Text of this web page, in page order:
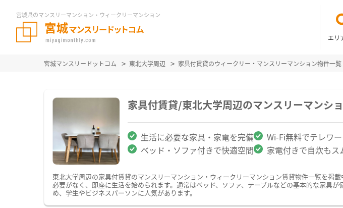
宮城県のマンスリーマンション・ウィークリーマンション
エリ
宮城マンスリードットコム 東北大学周辺 家具付賃貸のウィークリー・マンスリーマンション物件一覧
家具付賃貸/東北大学周辺のマンスリーマンシ
生活に必要な家具・家電を完備 Wi-Fi無料でテレワ
ベッド・ソファ付きで快適空間
家電付きで自炊もス
東北大学周辺の家具付賃貸のマンスリーマンション・ウィークリーマンション賃貸物件一覧を掲
必要がなく、即座に生活を始められます。通常はベッド、ソファ、テーブルなどの基本的な家具
め、学生やビジネスパーソンに人気があります。